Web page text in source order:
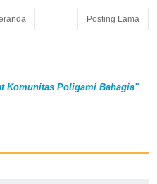
Posting Lama
Komunitas Poligami Bahagia"